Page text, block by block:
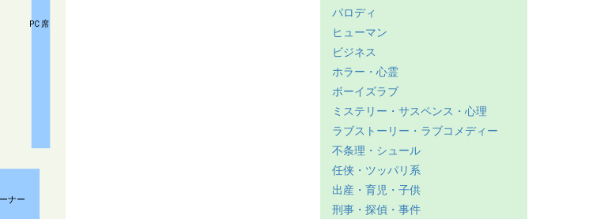
PC 席
ナー
パロディ
ヒューマン
ビジネス
ホラー・心霊
ボーイズラブ
ミステリー・サスペンス・心理
ラブストーリー・ラブコメディー
不条理・シュール
任侠・ツッパリ系
出産・育児・子供
刑事・探偵・事件